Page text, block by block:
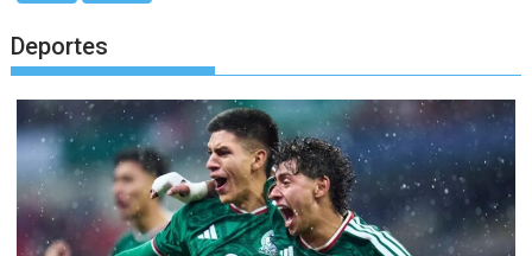
Deportes